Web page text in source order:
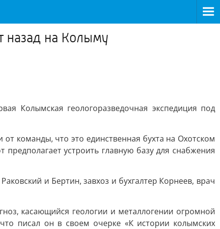
назад на Колыму
Колымская геологоразведочная экспедиция под
команды, что это единственная бухта на Охотском
устроить главную базу для снабжения
и Бертин, завхоз и бухгалтер Корнеев, врач
касающийся геологии и металлогении огромной
писал он в своем очерке «К истории колымских